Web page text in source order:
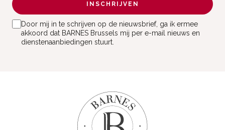
INSCHRIJVEN
Door mij in te schrijven op de nieuwsbrief, ga ik ermee
akkoord dat BARNES Brussels mij per e-mail nieuws en
dienstenaanbiedingen stuurt.